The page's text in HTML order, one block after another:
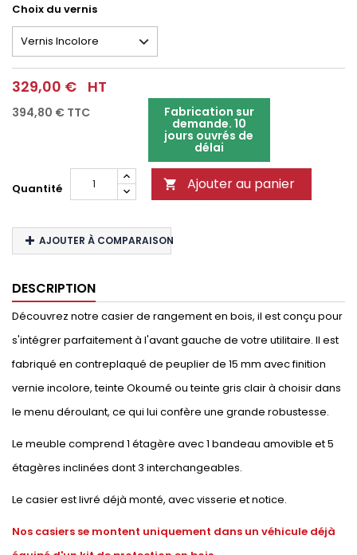
Choix du vernis
329,00 € HT
394,80 € TTC Fabrication sur
demande. 10
jours ouvrés de
délai
Quantité  Ajouter au panier
AJOUTER À COMPARAISON
DESCRIPTION
Découvrez notre casier de rangement en bois, il est conçu pour
s'intégrer parfaitement à l'avant gauche de votre utilitaire. Il est
fabriqué en contreplaqué de peuplier de 15 mm avec finition
vernie incolore, teinte Okoumé ou teinte gris clair à choisir dans
le menu déroulant, ce qui lui confère une grande robustesse.
Le meuble comprend 1 étagère avec 1 bandeau amovible et 5
étagères inclinées dont 3 interchangeables.
Le casier est livré déjà monté, avec visserie et notice.
Nos casiers se montent uniquement dans un véhicule déjà